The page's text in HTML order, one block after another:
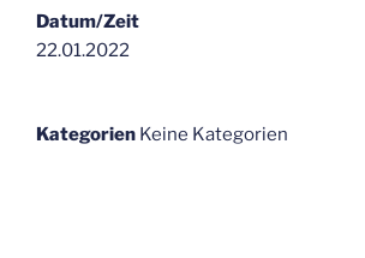
Datum/Zeit
22.01.2022
Kategorien Keine Kategorien